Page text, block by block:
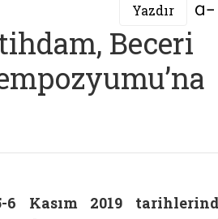
Yazdır
Beceri
6 Kasım 2019